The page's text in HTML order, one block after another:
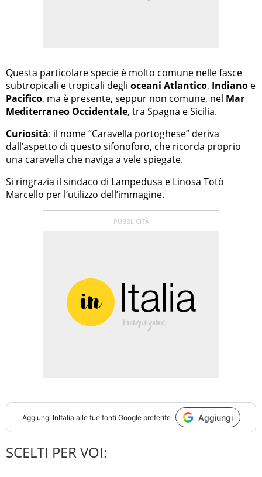
Questa particolare specie è molto comune nelle fasce
subtropicali e tropicali degli oceani Atlantico, Indiano e
Pacifico, ma è presente, seppur non comune, nel Mar
Mediterraneo Occidentale, tra Spagna e Sicilia.
Curiosità: il nome “Caravella portoghese” deriva
dall’aspetto di questo sifonoforo, che ricorda proprio
una caravella che naviga a vele spiegate.
Si ringrazia il sindaco di Lampedusa e Linosa Totò
Marcello per l’utilizzo dell’immagine.
Aggiungi InItalia alle tue fonti Google preferite Aggiungi
SCELTI PER VOI: